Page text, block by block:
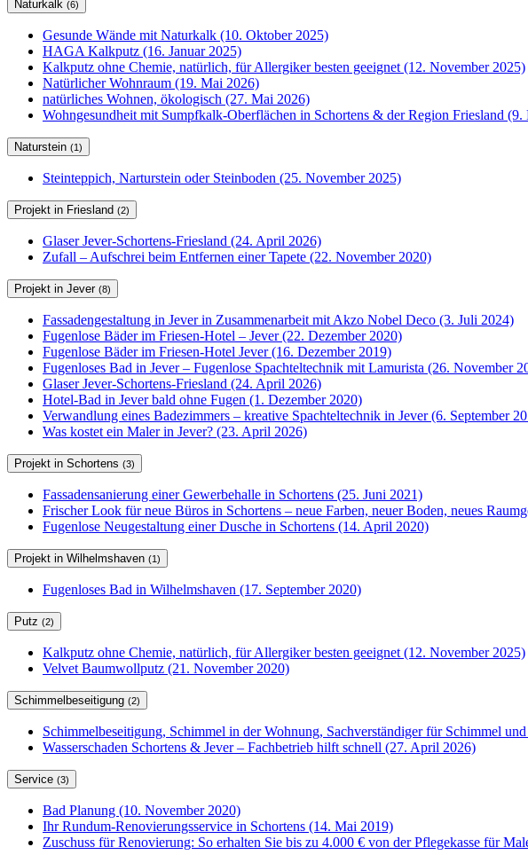
Naturkalk (6)
Gesunde Wände mit Naturkalk (10. Oktober 2025)
HAGA Kalkputz (16. Januar 2025)
Kalkputz ohne Chemie, natürlich, für Allergiker besten geeignet (12. November 2025)
Natürlicher Wohnraum (19. Mai 2026)
natürliches Wohnen, ökologisch (27. Mai 2026)
Wohngesundheit mit Sumpfkalk-Oberflächen in Schortens & der Region Friesland (9.
Naturstein (1)
Steinteppich, Narturstein oder Steinboden (25. November 2025)
Projekt in Friesland (2)
Glaser Jever-Schortens-Friesland (24. April 2026)
Zufall – Aufschrei beim Entfernen einer Tapete (22. November 2020)
Projekt in Jever (8)
Fassadengestaltung in Jever in Zusammenarbeit mit Akzo Nobel Deco (3. Juli 2024)
Fugenlose Bäder im Friesen-Hotel – Jever (22. Dezember 2020)
Fugenlose Bäder im Friesen-Hotel Jever (16. Dezember 2019)
Fugenloses Bad in Jever – Fugenlose Spachteltechnik mit Lamurista (26. November
Glaser Jever-Schortens-Friesland (24. April 2026)
Hotel-Bad in Jever bald ohne Fugen (1. Dezember 2020)
Verwandlung eines Badezimmers – kreative Spachteltechnik in Jever (6. September
Was kostet ein Maler in Jever? (23. April 2026)
Projekt in Schortens (3)
Fassadensanierung einer Gewerbehalle in Schortens (25. Juni 2021)
Frischer Look für neue Büros in Schortens – neue Farben, neuer Boden, neues
Fugenlose Neugestaltung einer Dusche in Schortens (14. April 2020)
Projekt in Wilhelmshaven (1)
Fugenloses Bad in Wilhelmshaven (17. September 2020)
Putz (2)
Kalkputz ohne Chemie, natürlich, für Allergiker besten geeignet (12. November 2025)
Velvet Baumwollputz (21. November 2020)
Schimmelbeseitigung (2)
Schimmelbeseitigung, Schimmel in der Wohnung, Sachverständiger für Schimmel
Wasserschaden Schortens & Jever – Fachbetrieb hilft schnell (27. April 2026)
Service (3)
Bad Planung (10. November 2020)
Ihr Rundum-Renovierungsservice in Schortens (14. Mai 2019)
Zuschuss für Renovierung: So erhalten Sie bis zu 4.000 € von der Pflegekasse für